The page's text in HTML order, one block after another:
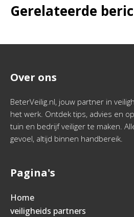
Gerelateerde
Over ons
BeterVeilig.nl, jouw partner in
het werk. Ontdek tips, advies en
tuin en bedrijf veiliger te maken.
gevoel, altijd binnen handbereik.
Pagina's
Home
veiligheids partners